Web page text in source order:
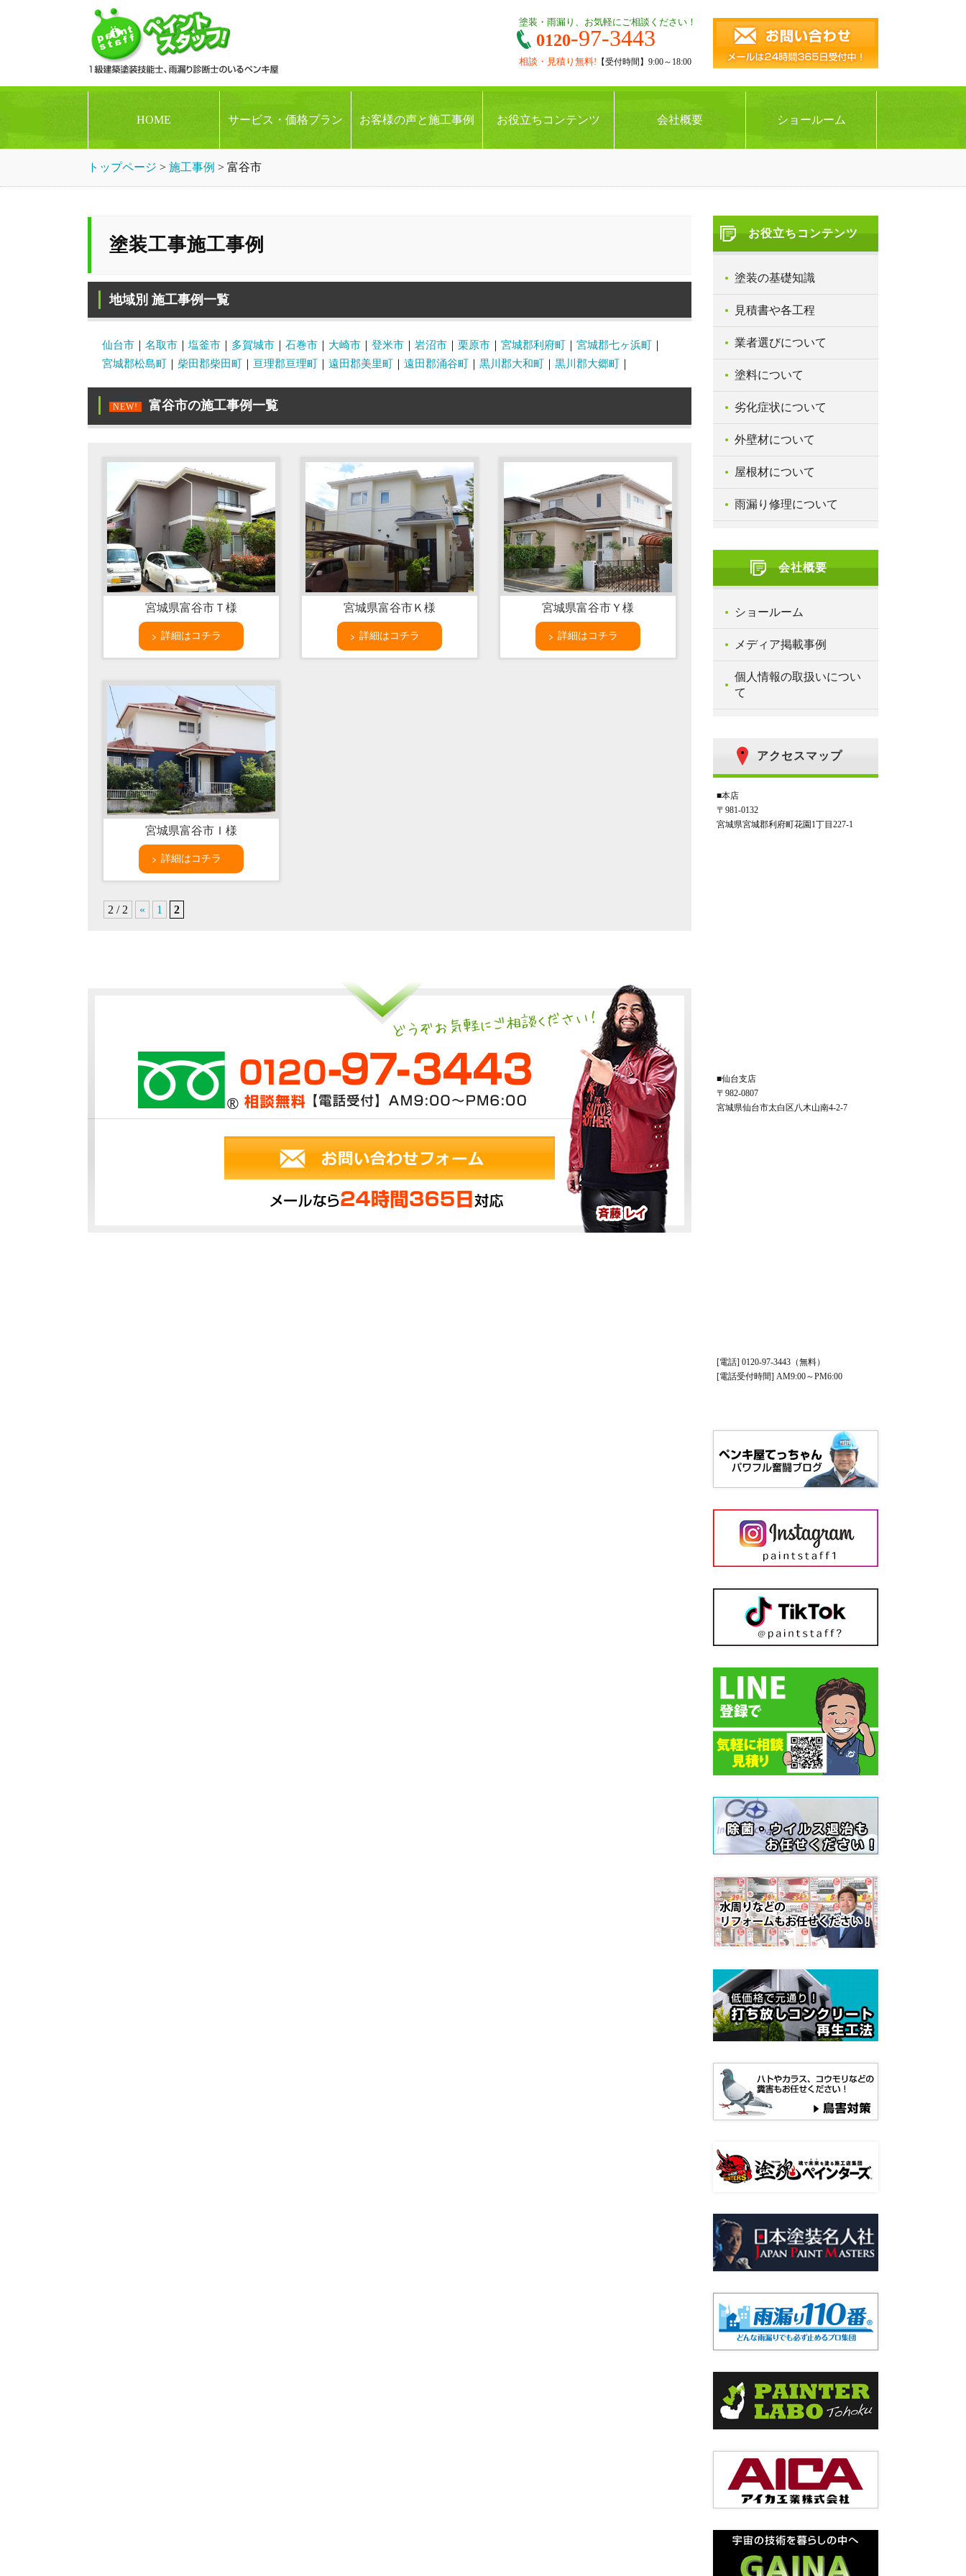
塗装・雨漏り、お気軽にご相談ください！
0120-97-3443
相談・見積り無料! 【受付時間】9:00～18:00
HOME サービス・価格プラン お客様の声と施工事例 お役立ちコンテンツ 会社概要 ショールーム
トップページ > 施工事例 > 富谷市
塗装工事施工事例
地域別 施工事例一覧
仙台市 名取市 塩釜市 多賀城市 石巻市 大崎市 登米市 岩沼市 栗原市 宮城郡利府町
宮城郡七ヶ浜町
宮城郡松島町
柴田郡柴田町 亘理郡亘理町 遠田郡美里町 遠田郡涌谷町 黒川郡大和町 黒川郡大郷町
NEW! 富谷市の施工事例一覧
宮城県富谷市Ｔ様
詳細はコチラ
宮城県富谷市Ｋ様
詳細はコチラ
宮城県富谷市Ｙ様
詳細はコチラ
宮城県富谷市Ｉ様
詳細はコチラ
2 / 2 « 1 2
お役立ちコンテンツ
塗装の基礎知識
見積書や各工程
業者選びについて
塗料について
劣化症状について
外壁材について
屋根材について
雨漏り修理について
会社概要
ショールーム
メディア掲載事例
個人情報の取扱いについ
て
アクセスマップ
■本店
〒981-0132
宮城県宮城郡利府町花園1丁目227-1
■仙台支店
〒982-0807
宮城県仙台市太白区八木山南4-2-7
[電話] 0120-97-3443（無料）
[電話受付時間] AM9:00～PM6:00